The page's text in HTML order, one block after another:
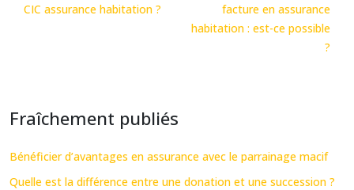
CIC assurance habitation ?
facture en assurance
habitation : est-ce possible
?
Fraîchement publiés
Bénéficier d’avantages en assurance avec le parrainage macif
Quelle est la différence entre une donation et une succession ?